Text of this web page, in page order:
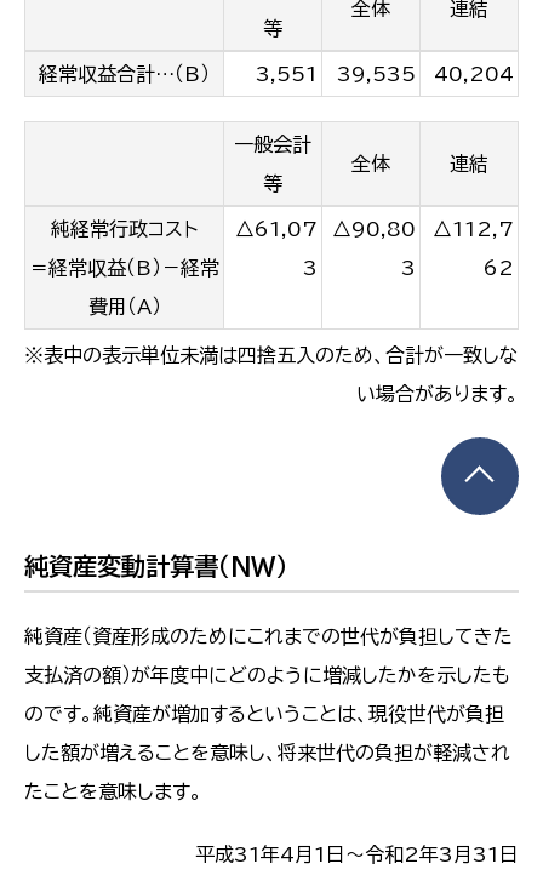
等
全体 連結
経常収益合計…（B） 3,551 39,535 40,204
一般会計
等
全体 連結
純経常行政コスト
＝経常収益（B）－経常
費用（A）
△61,07
3
△90,80
3
△112,7
62
※表中の表示単位未満は四捨五入のため、合計が一致しな
い場合があります。
純資産変動計算書（NW）
純資産（資産形成のためにこれまでの世代が負担してきた
支払済の額）が年度中にどのように増減したかを示したも
のです。純資産が増加するということは、現役世代が負担
した額が増えることを意味し、将来世代の負担が軽減され
たことを意味します。
平成31年4月1日〜令和2年3月31日